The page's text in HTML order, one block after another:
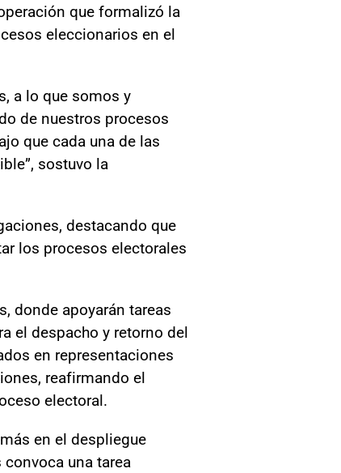
que formalizó la
eleccionarios en el
a lo que somos y
de nuestros procesos
que cada una de las
sostuvo la
destacando que
los procesos electorales
donde apoyarán tareas
el despacho y retorno del
en representaciones
reafirmando el
electoral.
en el despliegue
una tarea